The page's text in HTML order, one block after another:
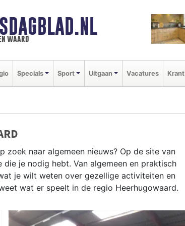
waard
Specials Sport Uitgaan Vacatures Krant
zoek naar algemeen nieuws? Op de site van
je nodig hebt. Van algemeen en praktisch
je wilt weten over gezellige activiteiten en
wat er speelt in de regio Heerhugowaard.
INFORMATIE HEERHUGOWAARD